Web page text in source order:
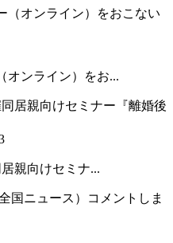
オンライン）をお...
親向けセミナ...